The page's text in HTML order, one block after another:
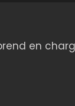
en